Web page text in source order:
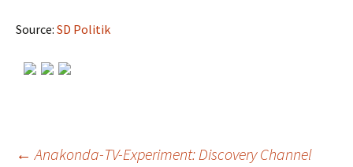
Source: SD Politik
← Anakonda-TV-Experiment: Discovery Channel